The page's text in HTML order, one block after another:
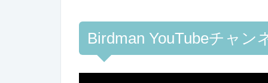
Birdman YouTubeチャン